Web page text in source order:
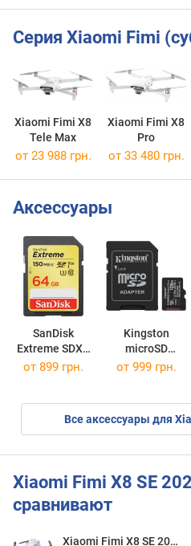
Серия Xiaomi Fimi
Xiaomi Fimi X8
Tele Max
Xiaomi Fimi X8
Pro
от 23 988 грн. от 33 480 грн.
Аксессуары
SanDisk
Extreme SDXC
Class 10 UHS-I
Kingston
microSD
Canvas Select
от 899 грн. от 999 грн.
Все аксессуары для
Xiaomi Fimi X8 SE
сравнивают
Xiaomi Fimi X8 SE 2022